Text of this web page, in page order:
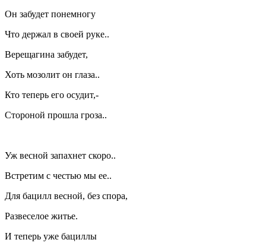
Он забудет понемногу
Что держал в своей руке..
Верещагина забудет,
Хоть мозолит он глаза..
Кто теперь его осудит,-
Стороной прошла гроза..
Уж весной запахнет скоро..
Встретим с честью мы ее..
Для бацилл весной, без спора,
Развеселое житье.
И теперь уже бациллы